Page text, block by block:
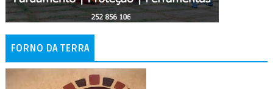
FORNO DA TERRA